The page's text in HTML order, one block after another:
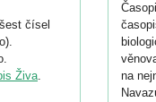
čísel
Živa.
na